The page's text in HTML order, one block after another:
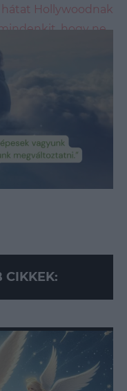
Hollywoodnak
hogy ne
elixírjét (X)
CIKKEK: